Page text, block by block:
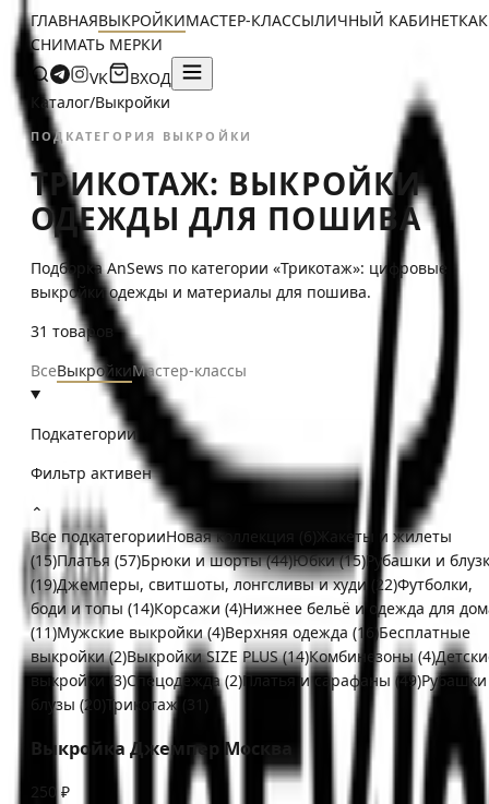
ГЛАВНАЯВЫКРОЙКИМАСТЕР-КЛАССЫЛИЧНЫЙ КАБИНЕТКАК
СНИМАТЬ МЕРКИ
VK
ВХОД
Каталог/Выкройки
ПОДКАТЕГОРИЯ ВЫКРОЙКИ
ТРИКОТАЖ: ВЫКРОЙКИ
ОДЕЖДЫ ДЛЯ ПОШИВА
Подборка AnSews по категории «Трикотаж»: цифровые
выкройки одежды и материалы для пошива.
31 товаров
ВсеВыкройкиМастер-классы
Подкатегории
Фильтр активен
⌃
Все подкатегорииНовая коллекция
Жакеты и жилеты
(15)Платья (57)Брюки и шорты(44)Юбки(15)Рубашки и
(19)Джемперы, свитшоты, лонгсливы и худи 22)Футболки,
боди и топы (14)Корсажи (4)Нижнее бельё и одежда для
(11)Мужские выкройки (4)Верхняя одежда (16 )Бесплатные
выкройки(2)Выкройки SIZE PLUS(14)Комбинезоны(4)
выкройки(3)Спецодежда(2)Платья и сарафаны (49)
блузы (20 Трикотаж (
Выкройка Джемпер Москва
250 ₽